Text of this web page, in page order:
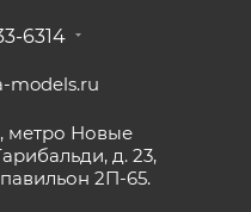
6314
models.ru
метро Новые
д. 23,
2П-65.